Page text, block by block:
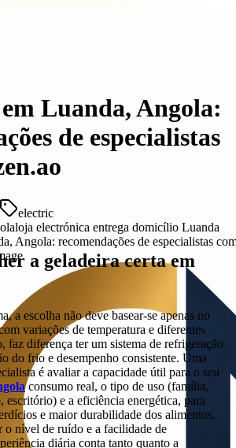
Luanda, Angola:
de especialistas
electric
loja electrónica entrega domicílio Luanda
a geladeira certa em
a escolha não deve basear-se apenas no
variações de temperatura e diferentes
faz diferença ter um sistema de refrigeração
do frio e desempenho consistente. Uma
é avaliar a capacidade útil para o seu
consumo real, o tipo de uso (família,
escritório) e a eficiência energética, para
e maior durabilidade dos alimentos.
o nível de ruído e a facilidade de
diária conta tanto quanto a